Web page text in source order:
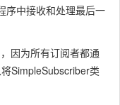
序中接收和处理最后一
因为所有订阅者都通
SimpleSubscriber类